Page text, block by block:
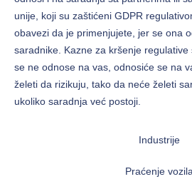
unije, koji su zaštićeni GDPR
obavezi da je primenjujete, jer se ona
saradnike. Kazne za kršenje
se ne odnose na vas, odnosiće se na
želeti da rizikuju, tako da neće želeti
ukoliko saradnja već postoji.
Industrije
Praćenje